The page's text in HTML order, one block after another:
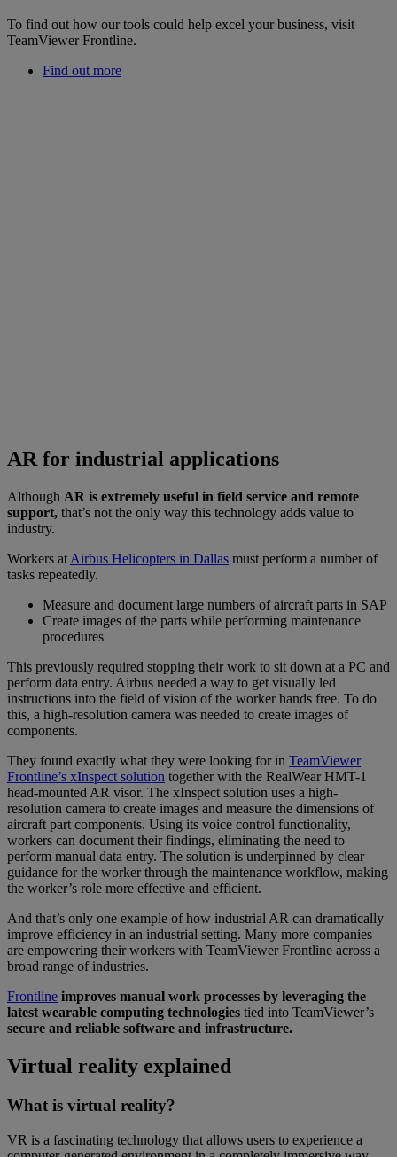
To find out how our tools could help excel your business, visit
TeamViewer Frontline.
Find out more
AR for industrial applications
Although AR is extremely useful in field service and remote
support, that’s not the only way this technology adds value to
industry.
Workers at Airbus Helicopters in Dallas must perform a number of
tasks repeatedly.
Measure and document large numbers of aircraft parts in SAP
Create images of the parts while performing maintenance
procedures
This previously required stopping their work to sit down at a PC and
perform data entry. Airbus needed a way to get visually led
instructions into the field of vision of the worker hands free. To do
this, a high-resolution camera was needed to create images of
components.
They found exactly what they were looking for in TeamViewer
Frontline’s xInspect solution together with the RealWear HMT-1
head-mounted AR visor. The xInspect solution uses a high-
resolution camera to create images and measure the dimensions of
aircraft part components. Using its voice control functionality,
workers can document their findings, eliminating the need to
perform manual data entry. The solution is underpinned by clear
guidance for the worker through the maintenance workflow, making
the worker’s role more effective and efficient.
And that’s only one example of how industrial AR can dramatically
improve efficiency in an industrial setting. Many more companies
are empowering their workers with TeamViewer Frontline across a
broad range of industries.
Frontline improves manual work processes by leveraging the
latest wearable computing technologies tied into TeamViewer’s
secure and reliable software and infrastructure.
Virtual reality explained
What is virtual reality?
VR is a fascinating technology that allows users to experience a